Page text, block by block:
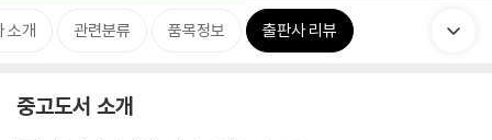
소개 관련분류 품목정보 출판사 리뷰
중고도서 소개